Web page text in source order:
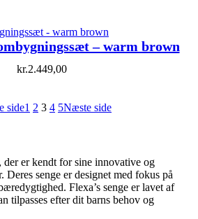
kr.2.449,00.kr.1.714,30.
– warm brown
kr.2.449,00
side1 2 3 4 5Næste side
er kendt for sine innovative og
senge er designet med fokus på
Flexa’s senge er lavet af
tilpasses efter dit barns behov og